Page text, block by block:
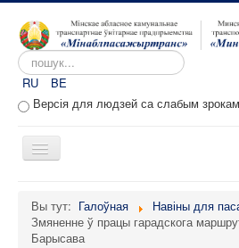
Пошук...
RU
BE
Версія для людзей са слабым зрокам
Toggle
Аб прадпрыемстве
Вы тут: Галоўная
Навіны для
Змяненне ў працы гарадскога
Барысава